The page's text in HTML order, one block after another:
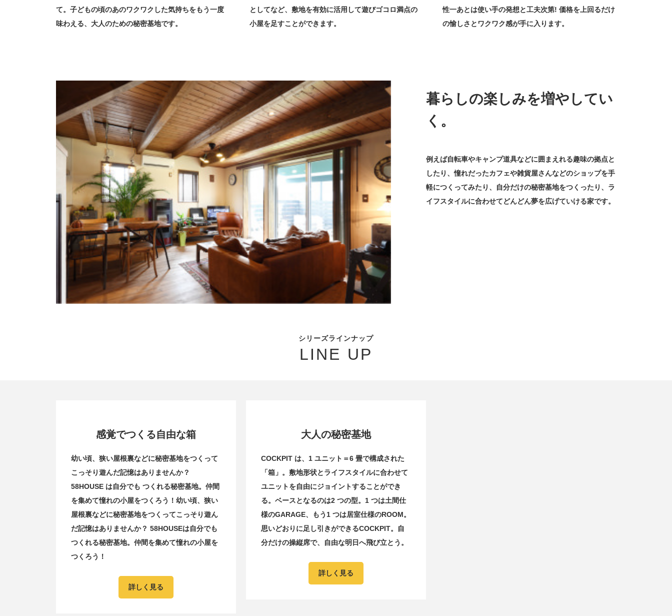
て。子どもの頃のあのワクワクした気持ちをもう一度
味わえる、大人のための秘密基地です。
としてなど、敷地を有効に活用して遊びゴコロ満点の
小屋を足すことができます。
性一あとは使い手の発想と工夫次第! 価格を上回るだけ
の愉しさとワクワク感が手に入ります。
暮らしの楽しみを増やしてい
く。
例えば自転車やキャンプ道具などに囲まえれる趣味の拠点と
したり、憧れだったカフェや雑貨屋さんなどのショップを手
軽につくってみたり、自分だけの秘密基地をつくったり、ラ
イフスタイルに合わせてどんどん夢を広げていける家です。
シリーズラインナップ
LINE UP
感覚でつくる自由な箱
幼い頃、狭い屋根裏などに秘密基地をつくって
こっそり遊んだ記憶はありませんか？
58HOUSE は自分でも つくれる秘密基地。仲間
を集めて憧れの小屋をつくろう！幼い頃、狭い
屋根裏などに秘密基地をつくってこっそり遊ん
だ記憶はありませんか？ 58HOUSEは自分でも
つくれる秘密基地。仲間を集めて憧れの小屋を
つくろう！
詳しく見る
大人の秘密基地
COCKPIT は、1 ユニット＝6 畳で構成された
「箱」。敷地形状とライフスタイルに合わせて
ユニットを自由にジョイントすることができ
る。ベースとなるのは2 つの型。1 つは土間仕
様のGARAGE、もう1 つは居室仕様のROOM。
思いどおりに足し引きができるCOCKPIT。自
分だけの操縦席で、自由な明日へ飛び立とう。
詳しく見る